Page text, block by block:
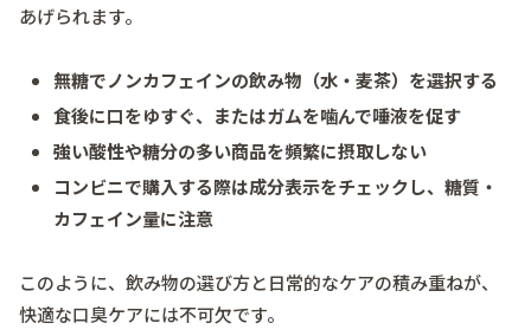
あげられます。
無糖でノンカフェインの飲み物（水・麦茶）を選択する
食後に口をゆすぐ、またはガムを噛んで唾液を促す
強い酸性や糖分の多い商品を頻繁に摂取しない
コンビニで購入する際は成分表示をチェックし、糖質・
カフェイン量に注意
このように、飲み物の選び方と日常的なケアの積み重ねが、
快適な口臭ケアには不可欠です。